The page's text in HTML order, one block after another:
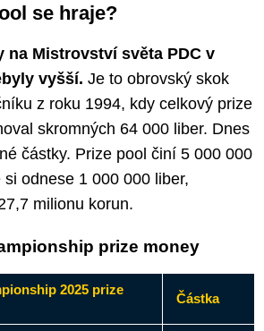
se hraje?
na Mistrovství světa PDC v
vyšší. Je to obrovský skok
z roku 1994, kdy celkový prize
skromných 64 000 liber. Dnes
částky. Prize pool činí 5 000 000
odnese 1 000 000 liber,
milionu korun.
prize money
2025 prize
Částka